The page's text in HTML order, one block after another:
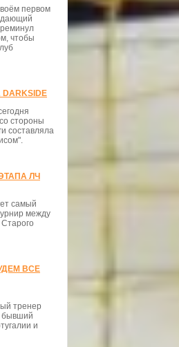
первом
чтобы
стороны
составляла
ЛЧ
самый
между
ВСЕ
тренер
бывший
и